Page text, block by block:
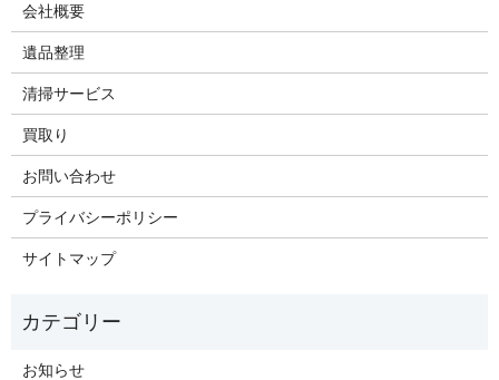
会社概要
遺品整理
清掃サービス
買取り
お問い合わせ
プライバシーポリシー
サイトマップ
お知らせ